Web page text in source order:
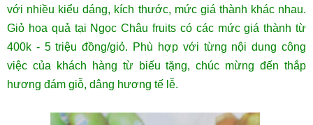
với nhiều kiểu dáng, kích thước, mức giá thành khác nhau.
Giỏ hoa quả tại Ngọc Châu fruits có các mức giá thành từ
400k - 5 triệu đồng/giỏ. Phù hợp với từng nội dung công
việc của khách hàng từ biếu tặng, chúc mừng đến thắp
hương đám giỗ, dâng hương tế lễ.